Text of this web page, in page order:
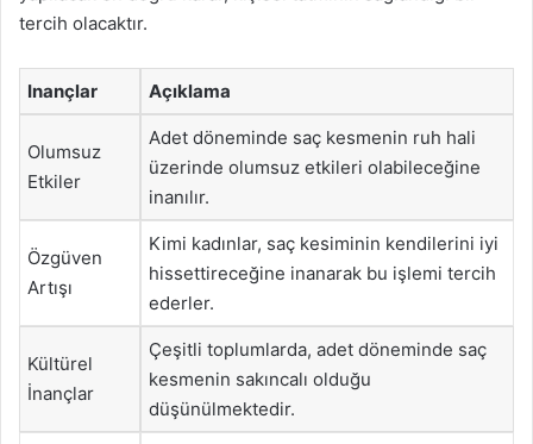
tercih olacaktır.
Inançlar Açıklama
Olumsuz
Etkiler
Adet döneminde saç kesmenin ruh hali
üzerinde olumsuz etkileri olabileceğine
inanılır.
Özgüven
Artışı
Kimi kadınlar, saç kesiminin kendilerini iyi
hissettireceğine inanarak bu işlemi tercih
ederler.
Kültürel
İnançlar
Çeşitli toplumlarda, adet döneminde saç
kesmenin sakıncalı olduğu
düşünülmektedir.